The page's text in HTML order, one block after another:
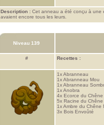
Description : Cet anneau a été conçu à une
avaient encore tous les leurs.
Niveau 139
# Recettes :
1xAbranneau
1xAbranneau Mou
1xAbranneau
1xAnobra
4x Ecorce du Chêne
5x Racine du Chêne
1xAmbre du Chêne
3x Bois Envoûté